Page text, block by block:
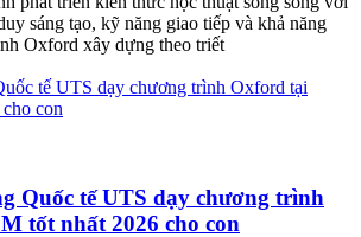
sáng tạo, kỹ năng giao tiếp và khả năng
Oxford xây dựng theo triết
Quốc tế UTS dạy chương trình
tốt nhất 2026 cho con